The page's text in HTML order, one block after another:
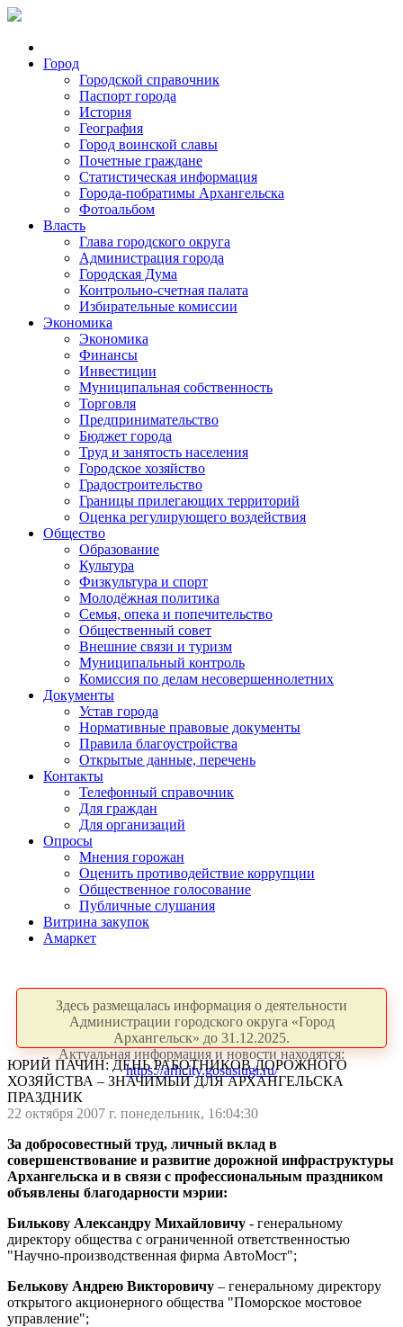
Город
Городской справочник
Паспорт города
История
География
Город воинской славы
Почетные граждане
Статистическая информация
Города-побратимы Архангельска
Фотоальбом
Власть
Глава городского округа
Администрация города
Городская Дума
Контрольно-счетная палата
Избирательные комиссии
Экономика
Экономика
Финансы
Инвестиции
Муниципальная собственность
Торговля
Предпринимательство
Бюджет города
Труд и занятость населения
Городское хозяйство
Градостроительство
Границы прилегающих территорий
Оценка регулирующего воздействия
Общество
Образование
Культура
Физкультура и спорт
Молодёжная политика
Семья, опека и попечительство
Общественный совет
Внешние связи и туризм
Муниципальный контроль
Комиссия по делам несовершеннолетних
Документы
Устав города
Нормативные правовые документы
Правила благоустройства
Открытые данные, перечень
Контакты
Телефонный справочник
Для граждан
Для организаций
Опросы
Мнения горожан
Оценить противодействие коррупции
Общественное голосование
Публичные слушания
Витрина закупок
Амаркет
Здесь размещалась информация о деятельности
Администрации городского округа «Город
Архангельск» до 31.12.2025.
Актуальная информация и новости находятся:
https://arhcity.gosuslugi.ru/
ЮРИЙ ПАЧИН: ДЕНЬ РАБОТНИКОВ ДОРОЖНОГО
ХОЗЯЙСТВА – ЗНАЧИМЫЙ ДЛЯ АРХАНГЕЛЬСКА
ПРАЗДНИК
22 октября 2007 г. понедельник, 16:04:30
За добросовестный труд, личный вклад в
совершенствование и развитие дорожной инфраструктуры
Архангельска и в связи с профессиональным праздником
объявлены благодарности мэрии:
Билькову Александру Михайловичу - генеральному
директору общества с ограниченной ответственностью
"Научно-производственная фирма АвтоМост";
Белькову Андрею Викторовичу – генеральному директору
открытого акционерного общества "Поморское мостовое
управление";